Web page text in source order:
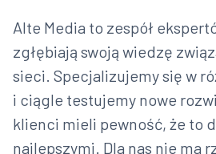
Alte Media to zespół
zgłębiają swoją wiedzę
sieci. Specjalizujemy się w
i ciągle testujemy nowe
klienci mieli pewność, że to
najlepszymi. Dla nas nie ma